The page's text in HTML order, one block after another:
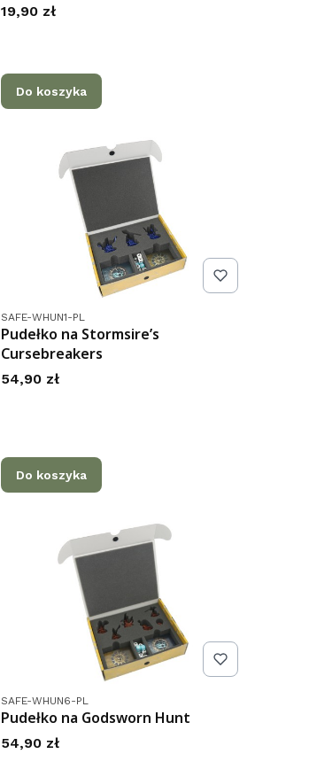
Cena
19,90 zł
Do koszyka
Kod produktu
SAFE-WHUN1-PL
Pudełko na Stormsire’s
Cursebreakers
Cena
54,90 zł
Do koszyka
Kod produktu
SAFE-WHUN6-PL
Pudełko na Godsworn Hunt
Cena
54,90 zł